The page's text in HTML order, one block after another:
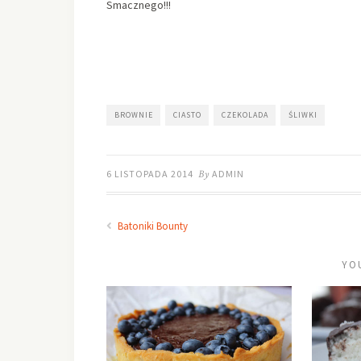
Smacznego!!!
BROWNIE CIASTO CZEKOLADA ŚLIWKI
6 LISTOPADA 2014 By ADMIN
Batoniki Bounty